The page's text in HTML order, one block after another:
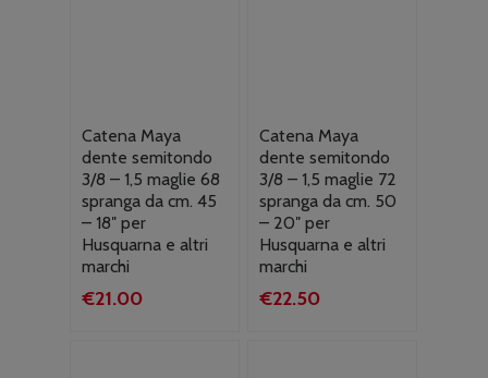
Catena Maya
dente semitondo
3/8 – 1,5 maglie 68
spranga da cm. 45
– 18″ per
Husquarna e altri
marchi
€21.00
Catena Maya
dente semitondo
3/8 – 1,5 maglie 72
spranga da cm. 50
– 20″ per
Husquarna e altri
marchi
€22.50